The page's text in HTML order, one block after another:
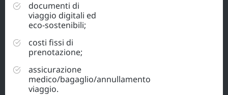
documenti di
viaggio digitali ed
eco-sostenibili;
costi fissi di
prenotazione;
assicurazione
medico/bagaglio/annullamento
viaggio.